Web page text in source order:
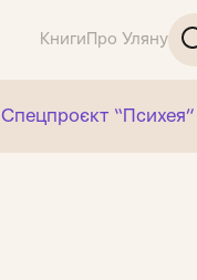
Книги Про Уляну
Спецпроєкт “Психея”